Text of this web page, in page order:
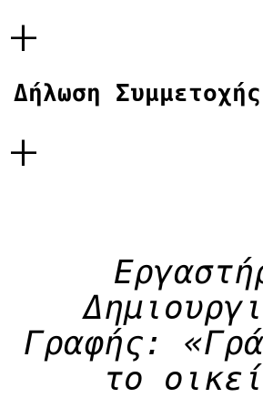
+
Δήλωση Συμμετοχής
+
Γραφής:
το